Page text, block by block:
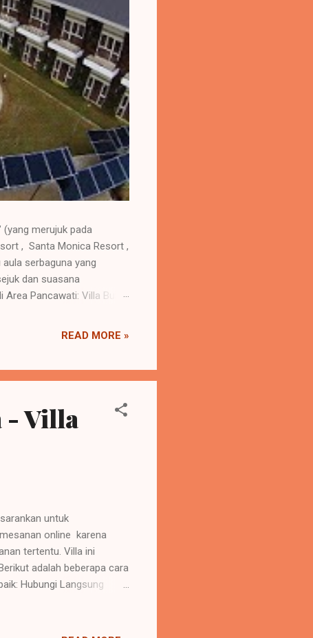
merujuk pada
, Santa Monica Resort ,
serbaguna yang
dan suasana
Pancawati: Villa Bukit
Menyediakan auditorium
Resort : Kelebihan :
READ MORE »
- Villa
untuk
online karena
tertentu. Villa ini
adalah beberapa cara
Hubungi Langsung
khusus untuk pemesanan